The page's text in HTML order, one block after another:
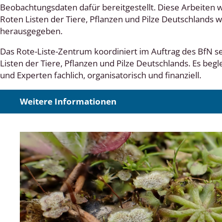
Beobachtungsdaten dafür bereitgestellt. Diese Arbeiten
Roten Listen der Tiere, Pflanzen und Pilze
herausgegeben.
Das Rote-Liste-Zentrum koordiniert im Auftrag des BfN
Listen der Tiere, Pflanzen und Pilze Deutschlands. Es
und Experten fachlich, organisatorisch und finanziell.
Weitere Informationen